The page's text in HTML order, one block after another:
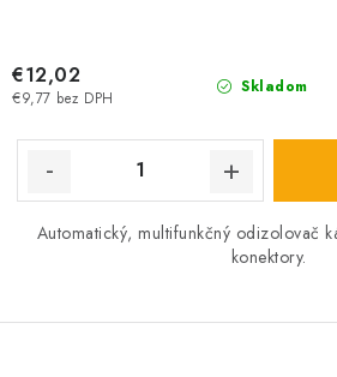
Skladom
€9,77 bez DPH
€12,02
Automatický, multifunkčný odizolovač
konektory.